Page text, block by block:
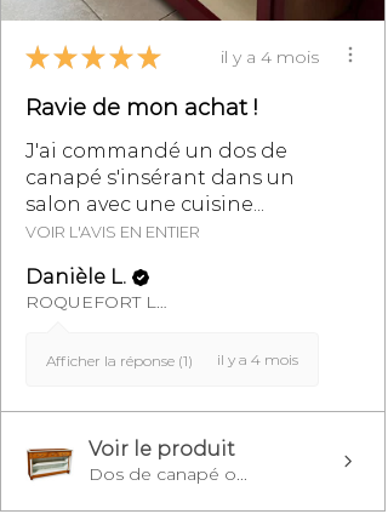
★ ★ ★ ★ ★ il y a 4 mois
Ravie de mon achat !
J'ai commandé un dos de
canapé s'insérant dans un
salon avec une cuisine...
VOIR L'AVIS EN ENTIER
Danièle L.
ROQUEFORT LES PINS, FR-PAC
Afficher la réponse (1) il y a 4 mois
Voir le produit
Dos de canapé o...